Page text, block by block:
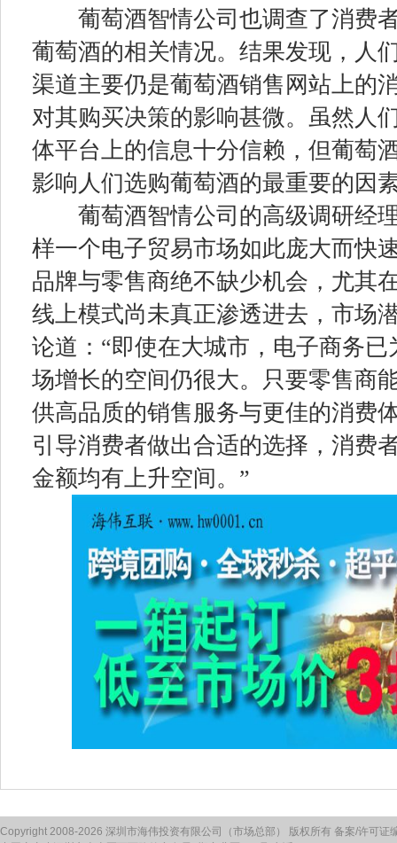
葡萄酒智情公司也调查了消费
葡萄酒的相关情况。结果发现，人
渠道主要仍是葡萄酒销售网站上的
对其购买决策的影响甚微。虽然人
体平台上的信息十分信赖，但葡萄
影响人们选购葡萄酒的最重要的因
葡萄酒智情公司的高级调研经理
样一个电子贸易市场如此庞大而快
品牌与零售商绝不缺少机会，尤其
线上模式尚未真正渗透进去，市场
论道：“即使在大城市，电子商务
场增长的空间仍很大。只要零售商
供高品质的销售服务与更佳的消费
引导消费者做出合适的选择，消费
金额均有上升空间。”
Copyright 2008-2026 深圳市海伟投资有限公司（市场总部） 版权所有 备案/许可证